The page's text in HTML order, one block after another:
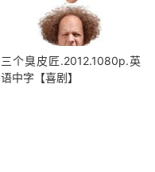
三个臭皮匠.2012.1080p.英
语中字【喜剧】